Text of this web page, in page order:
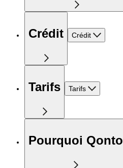
Crédit Crédit
Tarifs Tarifs
Pourquoi Qonto